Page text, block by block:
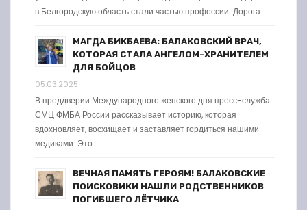
в Белгородскую область стали частью профессии. Дорога …
МАГДА БИКБАЕВА: БАЛАКОВСКИЙ ВРАЧ,
КОТОРАЯ СТАЛА АНГЕЛОМ-ХРАНИТЕЛЕМ
ДЛЯ БОЙЦОВ
05.03.2025
В преддверии Международного женского дня пресс-служба
СМЦ ФМБА России рассказывает историю, которая
вдохновляет, восхищает и заставляет гордиться нашими
медиками. Это …
ВЕЧНАЯ ПАМЯТЬ ГЕРОЯМ! БАЛАКОВСКИЕ
ПОИСКОВИКИ НАШЛИ РОДСТВЕННИКОВ
ПОГИБШЕГО ЛЁТЧИКА